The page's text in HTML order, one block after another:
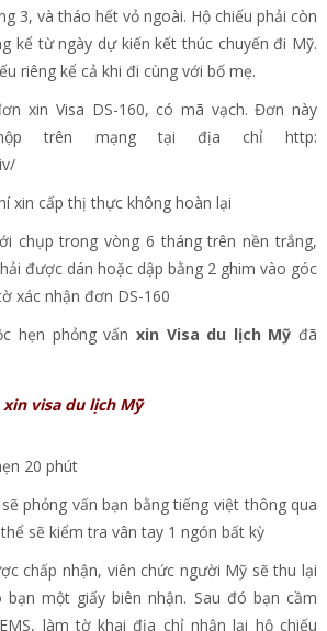
3, và tháo hết vỏ ngoài. Hộ chiếu phải còn
kể từ ngày dự kiến kết thúc chuyến đi Mỹ.
riêng kể cả khi đi cùng với bố mẹ.
xin Visa DS-160, có mã vạch. Đơn này
trên mạng tại địa chỉ http:
xin cấp thị thực không hoàn lại
chụp trong vòng 6 tháng trên nền trắng,
được dán hoặc dập bằng 2 ghim vào góc
xác nhận đơn DS-160
hẹn phỏng vấn xin Visa du lịch Mỹ đã
xin visa du lịch Mỹ
20 phút
phỏng vấn bạn bằng tiếng việt thông qua
sẽ kiểm tra vân tay 1 ngón bất kỳ
chấp nhận, viên chức người Mỹ sẽ thu lại
một giấy biên nhận. Sau đó bạn cầm
làm tờ khai địa chỉ nhận lại hộ chiếu